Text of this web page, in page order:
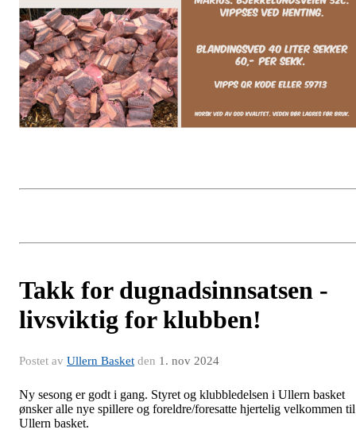
Takk for dugnadsinnsatsen -
livsviktig for klubben!
Postet av Ullern Basket den 1. nov 2024
Ny sesong er godt i gang. Styret og klubbledelsen i Ullern basket
ønsker alle nye spillere og foreldre/foresatte hjertelig velkommen til
Ullern basket.